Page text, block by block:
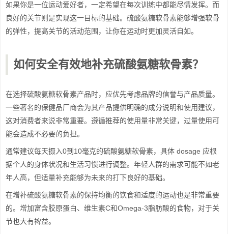
如果你是一位运动爱好者，一定希望在每次训练中都能尽情发挥。而
良好的关节则是实现这一目标的基础。硫酸氨糖软骨素能够增强软骨
的弹性，提高关节的活动范围，让你在运动时更加灵活自如。
如何安全有效地补充硫酸氨糖软骨素？
在选择硫酸氨糖软骨素产品时，应优先考虑品牌的信誉与产品质量。
一些著名的保健品厂商会为其产品提供明确的成分说明和使用建议，
这对消费者来说非常重要。遵循推荐的使用量非常关键，过量使用可
能会造成不必要的负担。
通常建议每天摄入0到10毫克的硫酸氨糖软骨素，具体 dosage 应根
据个人的身体状况和生活习惯进行调整。年轻人群的需求可能不如老
年人高，但适量补充能够为未来的打下良好的基础。
在增补硫酸氨糖软骨素的保持均衡的饮食和适度的运动也是非常重要
的。增加富含胶原蛋白、维生素C和Omega-3脂肪酸的食物，对于关
节也大有裨益。